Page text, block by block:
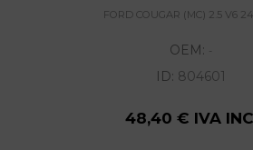
FORD COUGAR (MC) 2.5 V6
OEM: -
ID: 804601
48,40 € IVA